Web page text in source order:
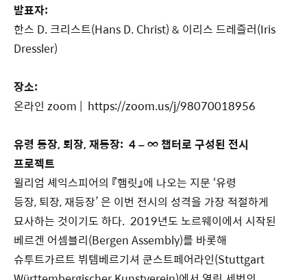
발표자:
한스 D. 크리스트(Hans D. Christ) & 이리스 드레즐러(Iris
Dressler)
장소:
온라인 zoom | https://zoom.us/j/98070018956
유령 등장, 퇴장, 재등장: 4 –∞챕터로 구성된 전시
프로젝트
윌리엄 셰익스피어의 『햄릿』에 나오는 지문 ‘유령
등장, 퇴장, 재등장’ 은 이번 전시의 성격을 가장 적절하게
묘사하는 것이기도 하다. 2019년도 노르웨이에서 시작된
베르겐 어셈블리(Bergen Assembly)를 바롯해
슈투트가르트 뷔템베르기셔 쿤스트페어라인(Stuttgart